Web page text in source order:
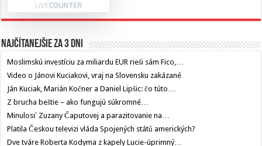
Najčítanejšie za 3 dni
Moslimskú investíciu za miliardu EUR rieši sám Fico,…
Video o Jánovi Kuciakovi, vraj na Slovensku zakázané
Ján Kuciak, Marián Kočner a Daniel Lipšic: čo túto…
Z brucha beštie – ako fungujú súkromné…
Minulosť Zuzany Čaputovej a parazitovanie na…
Platila Českou televizi vláda Spojených států amerických?
Dve tváre Roberta Kodyma z kapely Lucie-úprimný…